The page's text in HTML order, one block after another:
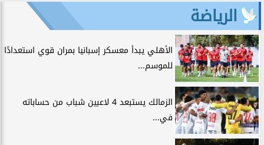
الرياضة
الأهلي يبدأ معسكر إسبانيا بمران قوي استعدادًا
للموسم...
الزمالك يستبعد 4 لاعبين شباب من حساباته
في...